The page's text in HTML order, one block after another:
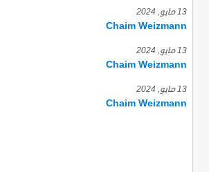
13 مايو, 2024
Chaim Weizmann
13 مايو, 2024
Chaim Weizmann
13 مايو, 2024
Chaim Weizmann